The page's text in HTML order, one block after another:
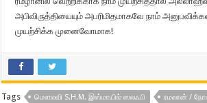
அபிவிருத்தியையும் அபரிமிதமாகவே நாம்
முயற்சிக்க முனைவோமாக!
Tags மௌலவி S.H.M. இஸ்மாயில் ஸலஃபி ரமலான் /